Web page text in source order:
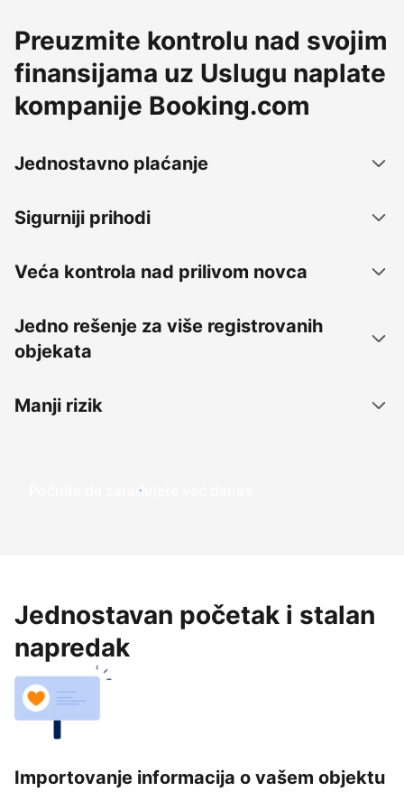
Preuzmite kontrolu nad svojim
finansijama uz Uslugu naplate
kompanije Booking.com
Jednostavno plaćanje
Sigurniji prihodi
Veća kontrola nad prilivom novca
Jedno rešenje za više registrovanih
objekata
Manji rizik
Počnite da zarađujete već danas
Jednostavan početak i stalan
napredak
Importovanje informacija o vašem objektu